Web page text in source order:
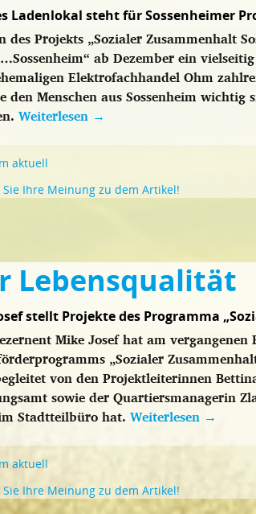
Ladenlokal steht für Sossenheimer
des Projekts „Sozialer Zusammenhalt
ab Dezember ein
Elektrofachhandel Ohm
den Menschen aus Sossenheim
Weiterlesen →
aktuell
Ihre Meinung zu dem Artikel!
Lebensqualität
stellt Projekte des Programma
Mike Josef hat am
„Sozialer
von den Projektleiterinnen
sowie der Quartiersmanagerin
Stadtteilbüro hat. Weiterlesen →
aktuell
Ihre Meinung zu dem Artikel!